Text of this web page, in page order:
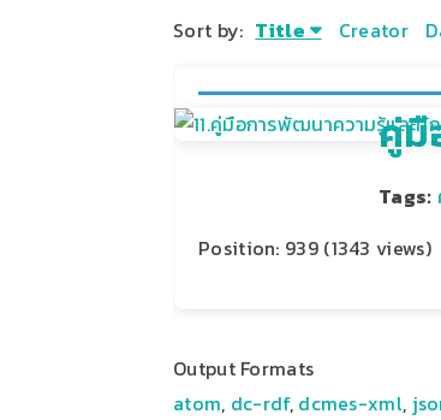
Sort by: Title Creator
คู่มื
Tags:
Position: 939(1343 views)
Output Formats
atom, dc-rdf, dcmes-xml,